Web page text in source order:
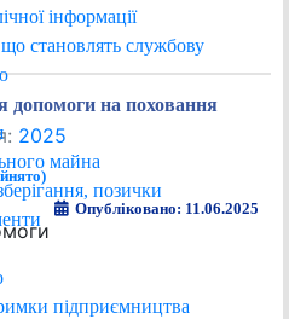
інформації
що становлять службову
майна
позички
підприємництва
на поховання
2025
Опубліковано: 11.06.2025